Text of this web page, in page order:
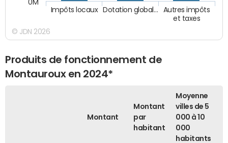
Autres impôts
et taxes
Dotation global…
Impôts locaux
0M
© JDN 2026
Produits de fonctionnement de
Montauroux en 2024*
Montant
Montant
par
habitant
Moyenne
villes de 5
000 à 10
000
habitants